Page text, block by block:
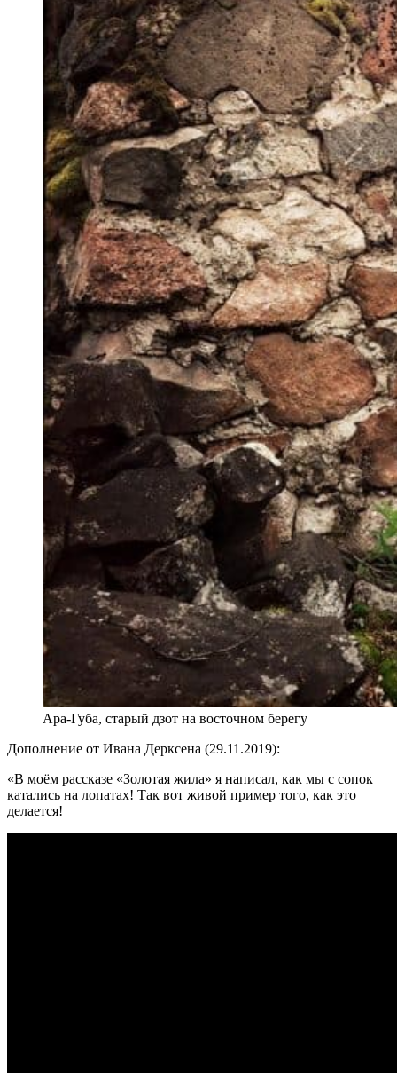
Ара-Губа, старый дзот на восточном берегу
Дополнение от Ивана Дерксена (29.11.2019):
«В моём рассказе «Золотая жила» я написал, как мы с сопок
катались на лопатах! Так вот живой пример того, как это
делается!